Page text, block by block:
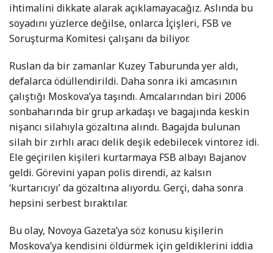
ihtimalini dikkate alarak açıklamayacağız. Aslında bu
soyadını yüzlerce değilse, onlarca İçişleri, FSB ve
Soruşturma Komitesi çalışanı da biliyor.
Ruslan da bir zamanlar Kuzey Taburunda yer aldı,
defalarca ödüllendirildi. Daha sonra iki amcasının
çalıştığı Moskova’ya taşındı. Amcalarından biri 2006
sonbaharında bir grup arkadaşı ve bagajında keskin
nişancı silahıyla gözaltına alındı. Bagajda bulunan
silah bir zırhlı aracı delik deşik edebilecek vintorez idi.
Ele geçirilen kişileri kurtarmaya FSB albayı Bajanov
geldi. Görevini yapan polis direndi, az kalsın
‘kurtarıcıyı’ da gözaltına alıyordu. Gerçi, daha sonra
hepsini serbest bıraktılar.
Bu olay, Novoya Gazeta’ya söz konusu kişilerin
Moskova’ya kendisini öldürmek için geldiklerini iddia